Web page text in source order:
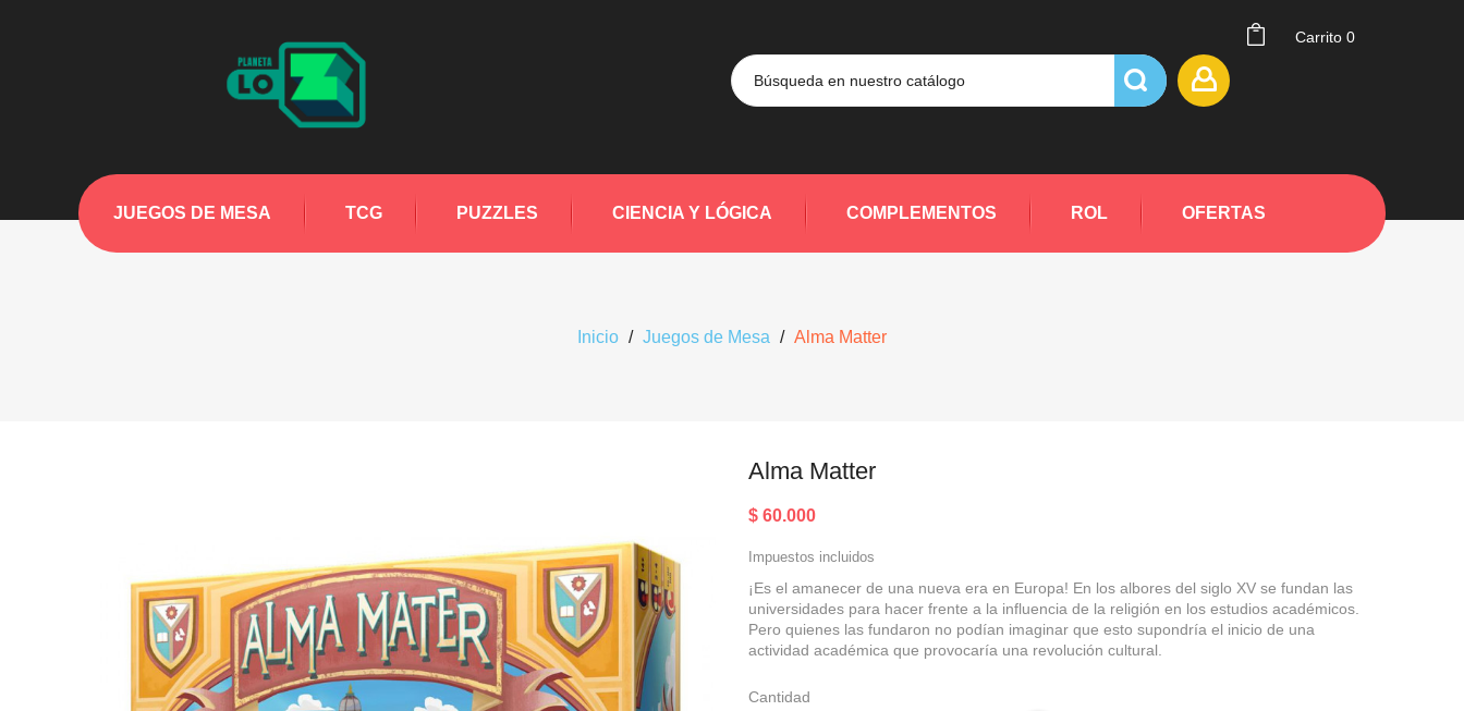
Carrito 0
JUEGOS DE MESA TCG PUZZLES CIENCIA Y LÓGICA COMPLEMENTOS ROL OFERTAS
Inicio Juegos de Mesa Alma Matter
Alma Matter
$ 60.000
Impuestos incluidos
¡Es el amanecer de una nueva era en Europa! En los albores del siglo XV se fundan las
universidades para hacer frente a la influencia de la religión en los estudios académicos.
Pero quienes las fundaron no podían imaginar que esto supondría el inicio de una
actividad académica que provocaría una revolución cultural.
Cantidad